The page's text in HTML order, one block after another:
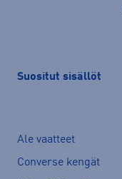
Suositut sisällöt
Ale vaatteet
Converse kengät